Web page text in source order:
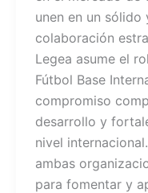
unen en un
colaboración
Legea asume el
Fútbol Base
compromiso
desarrollo y
nivel
ambas
para fomentar y